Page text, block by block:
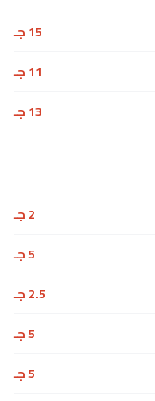
15 جـ
11 جـ
13 جـ
2 جـ
5 جـ
2.5 جـ
5 جـ
5 جـ